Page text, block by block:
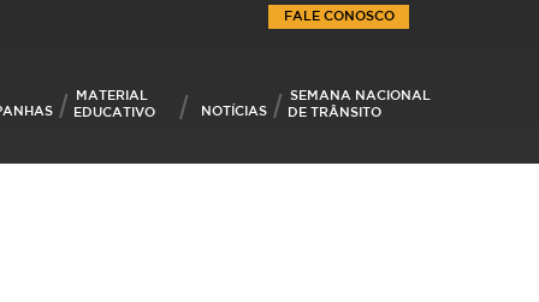
MATERIAL
EDUCATIVO
NOTÍCIAS
SEMANA NACIONAL
DE TRÂNSITO
FALE CONOSCO